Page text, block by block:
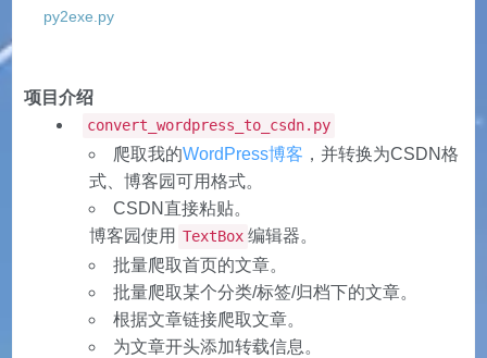
py2exe.py
项目介绍
convert_wordpress_to_csdn.py
爬取我的WordPress博客 ，并转换为CSDN格
式、博客园可用格式。
CSDN直接粘贴。
博客园使用 TextBox 编辑器。
批量爬取首页的文章。
批量爬取某个分类/标签/归档下的文章。
根据文章链接爬取文章。
为文章开头添加转载信息。